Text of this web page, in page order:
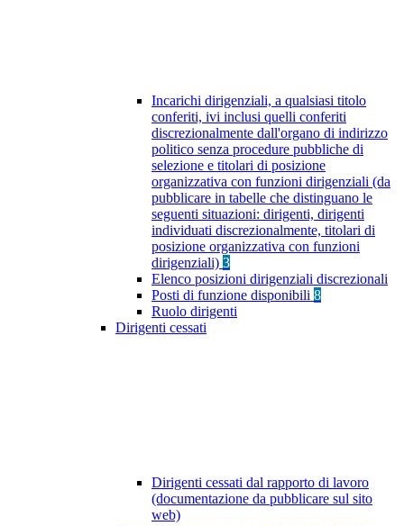
Incarichi dirigenziali, a qualsiasi titolo
conferiti, ivi inclusi quelli conferiti
discrezionalmente dall'organo di indirizzo
politico senza procedure pubbliche di
selezione e titolari di posizione
organizzativa con funzioni dirigenziali (da
pubblicare in tabelle che distinguano le
seguenti situazioni: dirigenti, dirigenti
individuati discrezionalmente, titolari di
posizione organizzativa con funzioni
dirigenziali) 3
Elenco posizioni dirigenziali discrezionali
Posti di funzione disponibili 8
Ruolo dirigenti
Dirigenti cessati
Dirigenti cessati dal rapporto di lavoro
(documentazione da pubblicare sul sito
web)